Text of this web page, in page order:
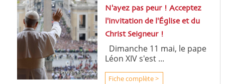
N'ayez pas peur ! Acceptez
l'invitation de l'Église et du
Christ Seigneur !
Dimanche 11 mai, le pape
Léon XIV s'est ...
Fiche complète >